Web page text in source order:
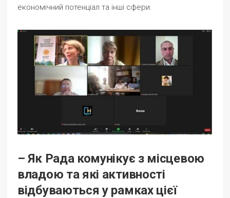
економічний потенціал та інші сфери.
– Як Рада комунікує з місцевою
владою та які активності
відбуваються у рамках цієї